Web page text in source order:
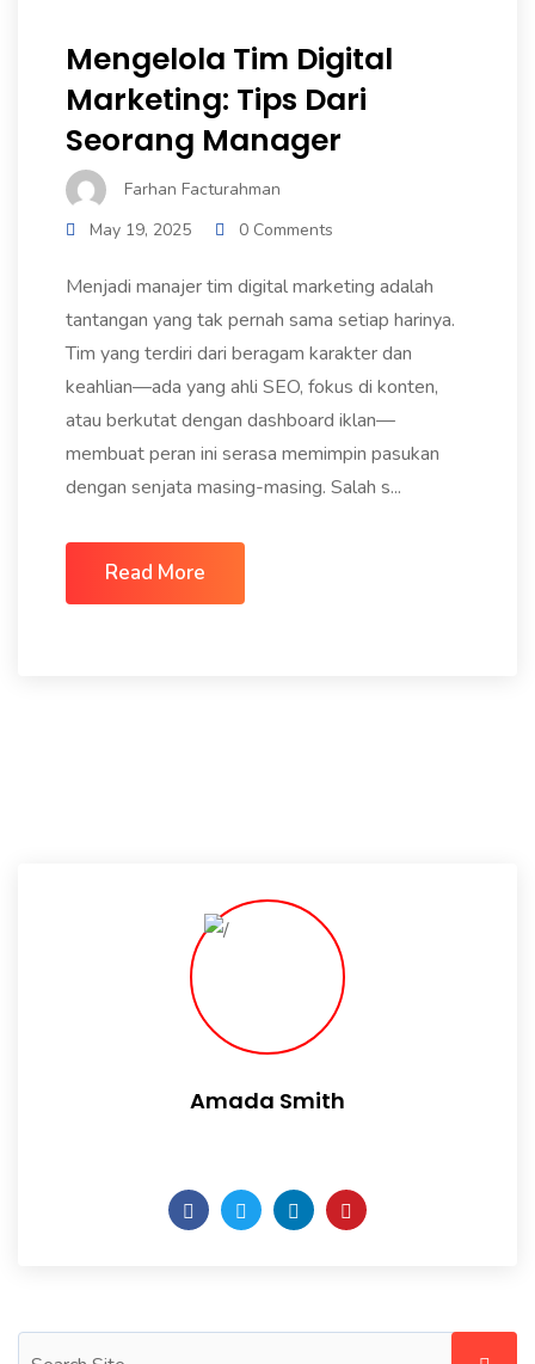
Mengelola Tim Digital
Marketing: Tips Dari
Seorang Manager
Farhan Facturahman
May 19, 2025
0 Comments
Menjadi manajer tim digital marketing adalah
tantangan yang tak pernah sama setiap harinya.
Tim yang terdiri dari beragam karakter dan
keahlian—ada yang ahli SEO, fokus di konten,
atau berkutat dengan dashboard iklan—
membuat peran ini serasa memimpin pasukan
dengan senjata masing-masing. Salah s...
Read More
Amada Smith